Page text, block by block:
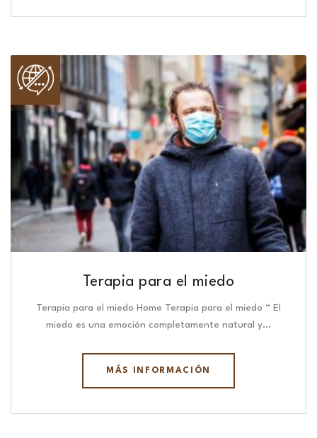
Terapia para el miedo
Terapia para el miedo Home Terapia para el miedo “ El
miedo es una emoción completamente natural y…
MÁS INFORMACIÓN